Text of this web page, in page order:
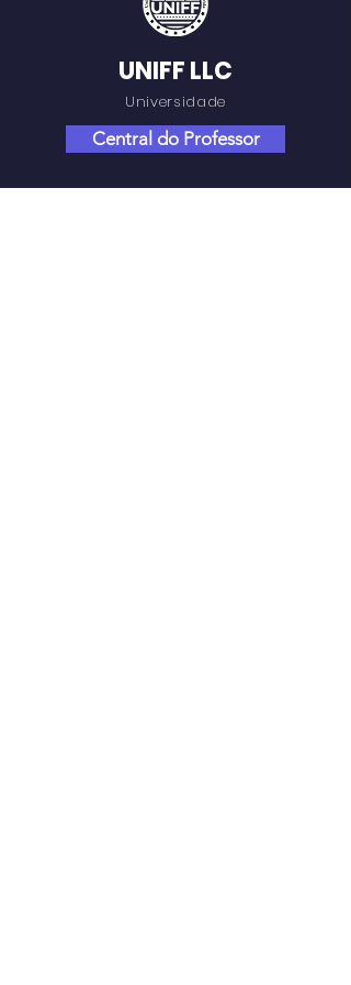
UNIFF LLC
Universidade
Central do Professor